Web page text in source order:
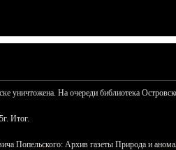
уничтожена. На очереди библиотека
Итог.
Попельского: Архив газеты Природа и